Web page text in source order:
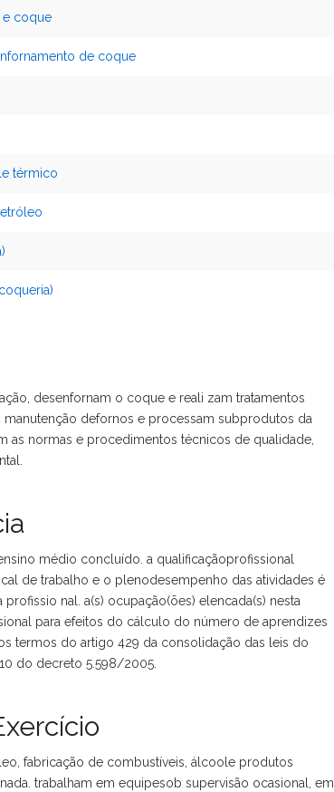
e coque
de coque
térmico
desenfornam o coque e reali zam tratamentos
defornos e processam subprodutos da
as normas e procedimentos técnicos de qualidade,
médio concluído. a qualificaçãoprofissional
de trabalho e o plenodesempenho das atividades é
nal. a(s) ocupação(ões) elencada(s) nesta
para efeitos do cálculo do número de aprendizes
termos do artigo 429 da consolidação das leis do
do decreto 5.598/2005.
fabricação de combustíveis, álcoole produtos
trabalham em equipesob supervisão ocasional, em